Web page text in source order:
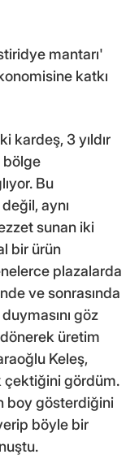
mantarı'
katkı
kardeş, 3 yıldır
bölge
Bu
aynı
sunan iki
bir ürün
plazalarda
ve sonrasında
göz
üretim
Keleş,
çektiğini gördüm.
boy gösterdiğini
böyle bir